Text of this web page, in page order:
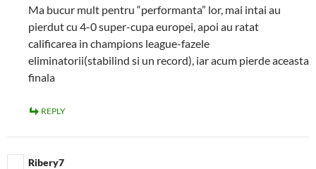
Ma bucur mult pentru “performanta” lor, mai intai au
pierdut cu 4-0 super-cupa europei, apoi au ratat
calificarea in champions league-fazele
eliminatorii(stabilind si un record), iar acum pierde aceasta
finala
REPLY
Ribery7